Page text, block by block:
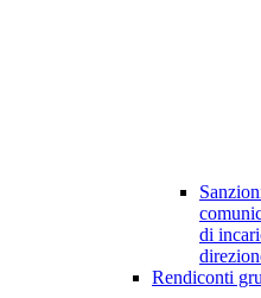
di
Rendiconti